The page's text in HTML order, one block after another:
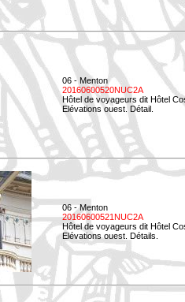
06 - Menton
20160600520NUC2A
Hôtel de voyageurs dit Hôtel
Elévations ouest. Détail.
06 - Menton
20160600521NUC2A
Hôtel de voyageurs dit Hôtel
Elévations ouest. Détails.